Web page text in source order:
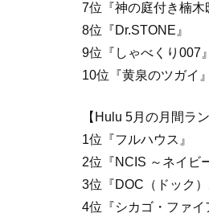
7位『神の庭付き楠木
8位『Dr.STONE』
9位『しゃべくり007』
10位『黄泉のツガイ』
【Hulu 5月の月間ラ
1位『フルハウス』
2位『NCIS ～ネイビ
3位『DOC（ドック）
4位『シカゴ・ファイ